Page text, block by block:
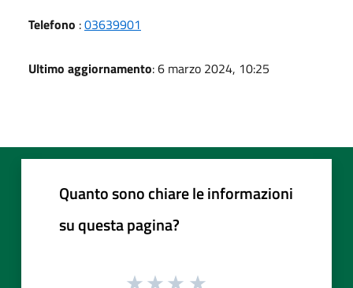
Telefono :03639901
Ultimo aggiornamento: 6 marzo 2024, 10:25
Quanto sono chiare le informazioni
su questa pagina?